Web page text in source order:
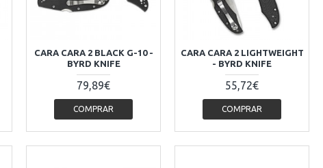
CARA CARA 2 BLACK G-10 -
BYRD KNIFE
79,89€
COMPRAR
CARA CARA 2 LIGHTWEIGHT
- BYRD KNIFE
55,72€
COMPRAR